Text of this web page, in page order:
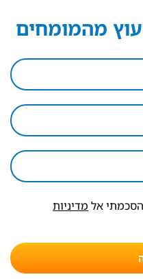
מהמומחים
אל מדיניות